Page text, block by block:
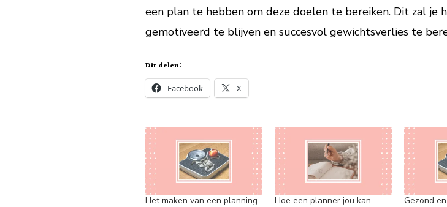
een plan te hebben om deze doelen te bereiken. Dit zal je
gemotiveerd te blijven en succesvol gewichtsverlies te
Dit delen:
Facebook X
Het maken van een planning
Hoe een planner jou kan
Gezond